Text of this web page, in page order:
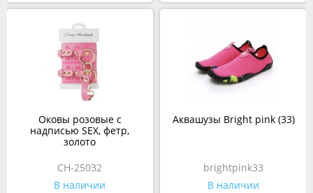
Оковы розовые с
надписью SEX, фетр,
золото
CH-25032
В наличии
Аквашузы Bright pink (33)
brightpink33
В наличии